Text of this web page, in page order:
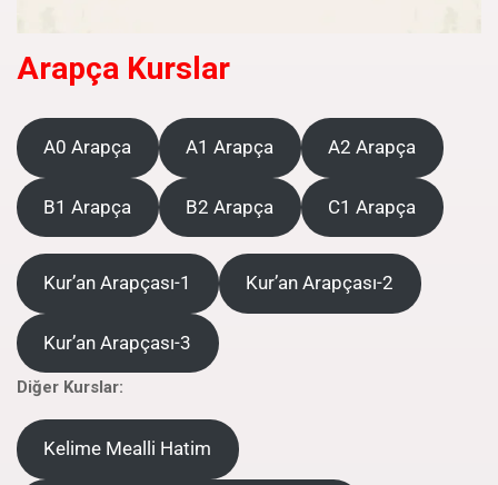
Arapça Kurslar
A0 Arapça A1 Arapça A2 Arapça
B1 Arapça B2 Arapça C1 Arapça
Kur’an Arapçası-1 Kur’an Arapçası-2
Kur’an Arapçası-3
Diğer Kurslar:
Kelime Mealli Hatim